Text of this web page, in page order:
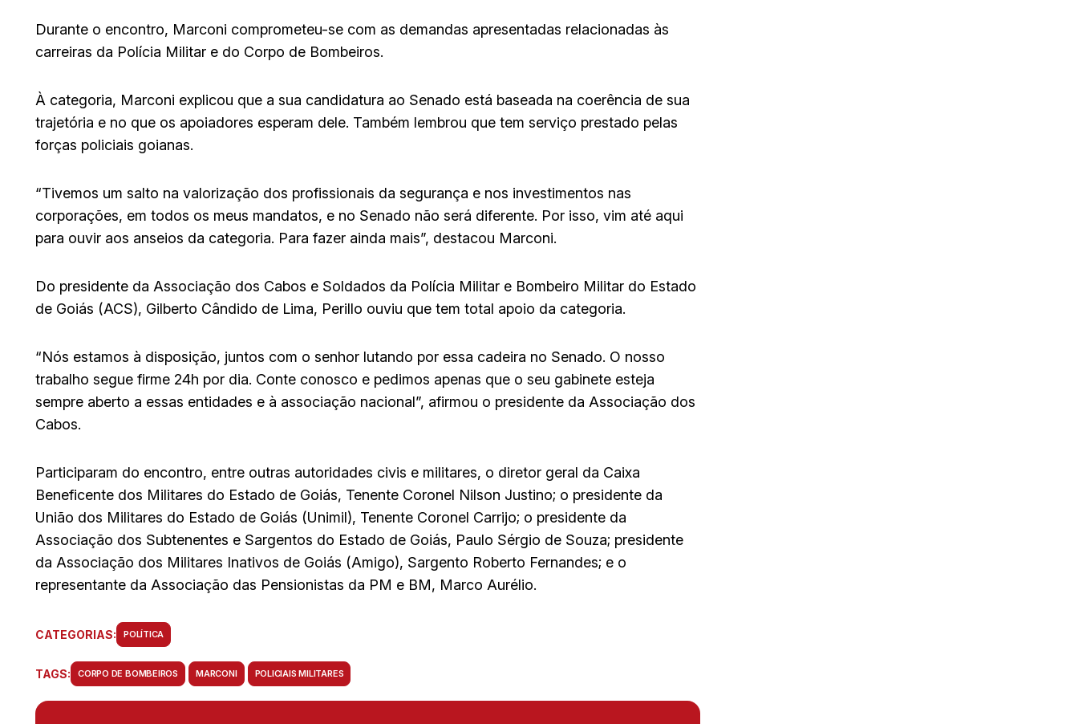
Durante o encontro, Marconi comprometeu-se com as demandas apresentadas relacionadas às
carreiras da Polícia Militar e do Corpo de Bombeiros.
À categoria, Marconi explicou que a sua candidatura ao Senado está baseada na coerência de sua
trajetória e no que os apoiadores esperam dele. Também lembrou que tem serviço prestado pelas
forças policiais goianas.
“Tivemos um salto na valorização dos profissionais da segurança e nos investimentos nas
corporações, em todos os meus mandatos, e no Senado não será diferente. Por isso, vim até aqui
para ouvir aos anseios da categoria. Para fazer ainda mais”, destacou Marconi.
Do presidente da Associação dos Cabos e Soldados da Polícia Militar e Bombeiro Militar do Estado
de Goiás (ACS), Gilberto Cândido de Lima, Perillo ouviu que tem total apoio da categoria.
“Nós estamos à disposição, juntos com o senhor lutando por essa cadeira no Senado. O nosso
trabalho segue firme 24h por dia. Conte conosco e pedimos apenas que o seu gabinete esteja
sempre aberto a essas entidades e à associação nacional”, afirmou o presidente da Associação dos
Cabos.
Participaram do encontro, entre outras autoridades civis e militares, o diretor geral da Caixa
Beneficente dos Militares do Estado de Goiás, Tenente Coronel Nilson Justino; o presidente da
União dos Militares do Estado de Goiás (Unimil), Tenente Coronel Carrijo; o presidente da
Associação dos Subtenentes e Sargentos do Estado de Goiás, Paulo Sérgio de Souza; presidente
da Associação dos Militares Inativos de Goiás (Amigo), Sargento Roberto Fernandes; e o
representante da Associação das Pensionistas da PM e BM, Marco Aurélio.
CATEGORIAS: POLÍTICA
TAGS: CORPO DE BOMBEIROS MARCONI POLICIAIS MILITARES